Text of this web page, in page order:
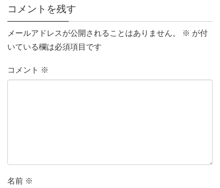
コメントを残す
メールアドレスが公開されることはありません。 ※ が付
いている欄は必須項目です
コメント ※
名前 ※